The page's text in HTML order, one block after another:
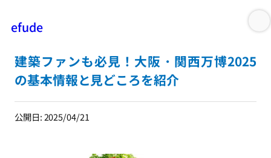
内
efude
建築ファンも必見！大阪・関西万博2025
の基本情報と見どころを紹介
公開日: 2025/04/21